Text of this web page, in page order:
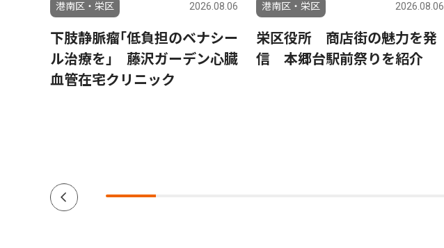
港南区・栄区 2026.08.06
下肢静脈瘤｢低負担のベナシー
ル治療を｣ 藤沢ガーデン心臓
血管在宅クリニック
港南区・栄区 2026.08.06
栄区役所 商店街の魅力を発
信 本郷台駅前祭りを紹介